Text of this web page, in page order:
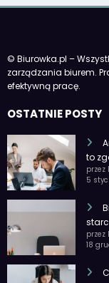
© Biurowka.pl –
zarządzania biurem.
efektywną pracę.
OSTATNIE POSTY
to
przez
5
przez
18